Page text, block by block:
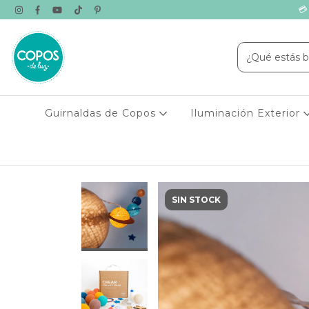
Guirnaldas de Copos Iluminación Exterior
SIN STOCK